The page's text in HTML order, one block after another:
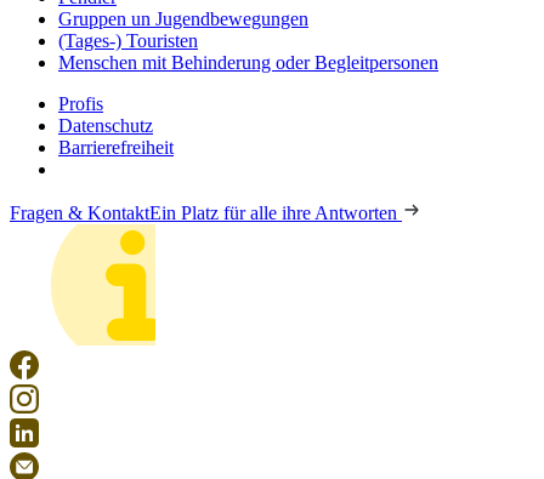
Gruppen un Jugendbewegungen
(Tages-) Touristen
Menschen mit Behinderung oder Begleitpersonen
Profis
Datenschutz
Barrierefreiheit
Fragen & KontaktEin Platz für alle ihre Antworten